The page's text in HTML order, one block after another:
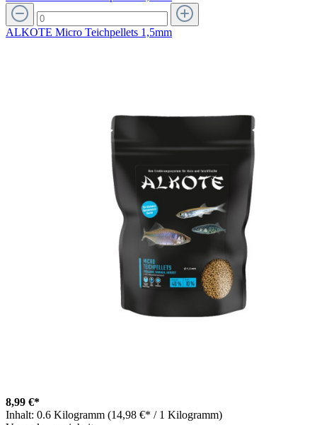
ALKOTE Micro Teichpellets 1,5mm
8,99 €*
Inhalt: 0.6 Kilogramm (14,98 €* / 1 Kilogramm)